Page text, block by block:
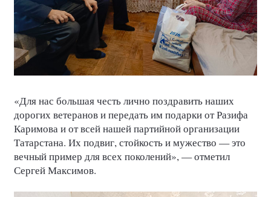
«Для нас большая честь лично поздравить наших
дорогих ветеранов и передать им подарки от Разифа
Каримова и от всей нашей партийной организации
Татарстана. Их подвиг, стойкость и мужество — это
вечный пример для всех поколений», — отметил
Сергей Максимов.